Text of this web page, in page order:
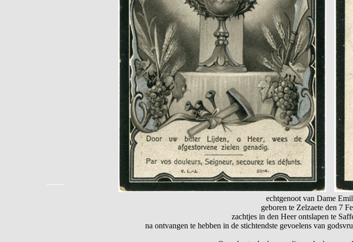
echtgenoot van Dame
geboren te Zelzaete den 7
zachtjes in den Heer ontslapen te
na ontvangen te hebben in de stichtendste gevoelens van